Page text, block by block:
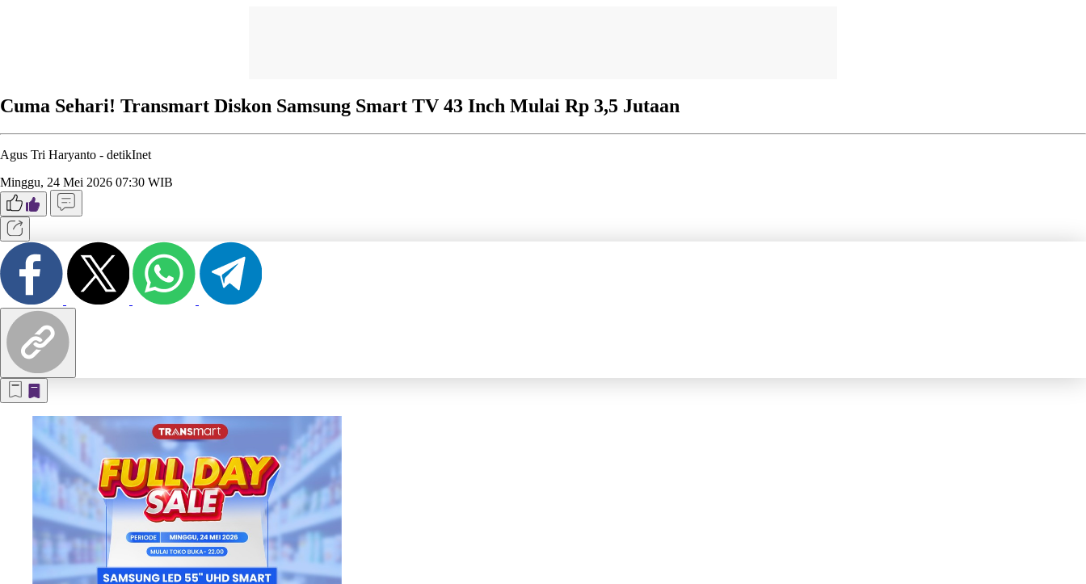
Cuma Sehari! Transmart Diskon Samsung Smart TV 43 Inch Mulai Rp 3,5 Jutaan
Agus Tri Haryanto - detikInet
Minggu, 24 Mei 2026 07:30 WIB